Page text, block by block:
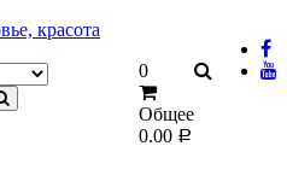
0
Общее
0.00 Р